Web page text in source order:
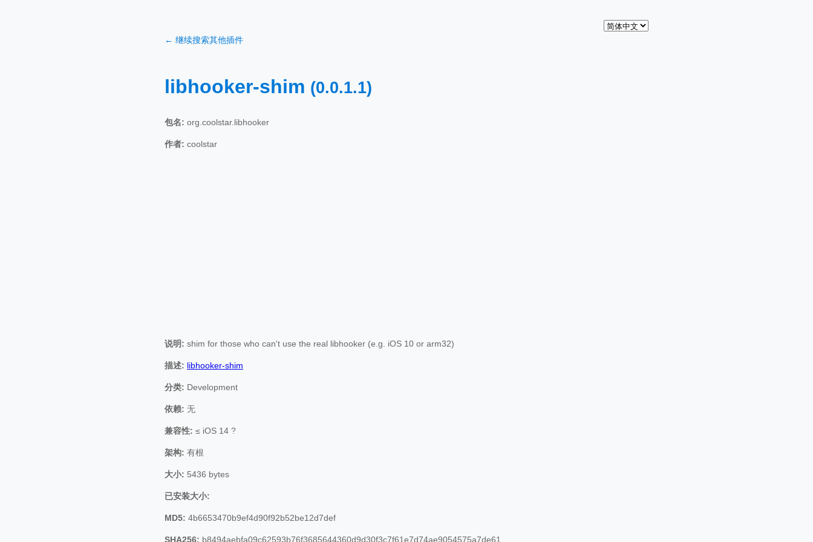
← 继续搜索其他插件
libhooker-shim (0.0.1.1)
包名: org.coolstar.libhooker
作者: coolstar
说明: shim for those who can't use the real libhooker (e.g. iOS 10 or arm32)
描述: libhooker-shim
分类: Development
依赖: 无
兼容性: ≤ iOS 14 ?
架构: 有根
大小: 5436 bytes
已安装大小:
MD5: 4b6653470b9ef4d90f92b52be12d7def
SHA256: b8494aebfa09c62593b76f3685644360d9d30f3c7f61e7d74ae9054575a7de61